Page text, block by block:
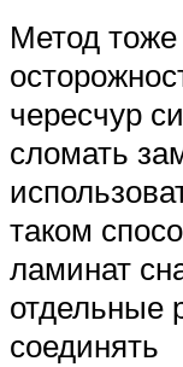
Метод
чересчур
сломать
таком
ламинат
отдельные
соединять